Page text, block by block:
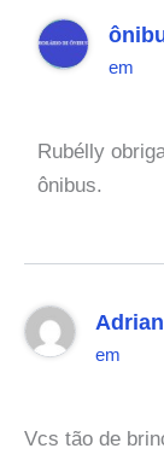
em
Rubélly
ônibus.
em
Vcs tão de